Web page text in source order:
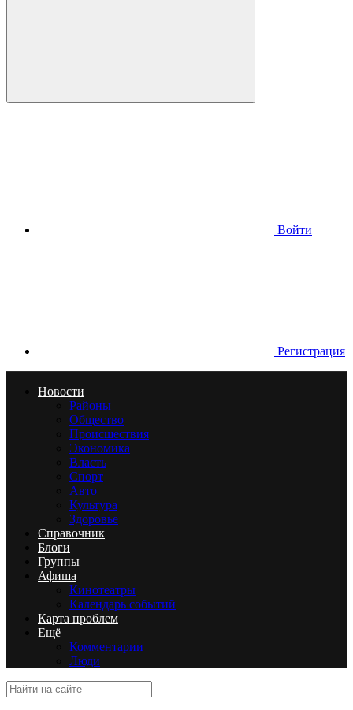
Войти
Регистрация
Новости
Районы
Общество
Происшествия
Экономика
Власть
Спорт
Авто
Культура
Здоровье
Справочник
Блоги
Группы
Афиша
Кинотеатры
Календарь событий
Карта проблем
Ещё
Комментарии
Люди